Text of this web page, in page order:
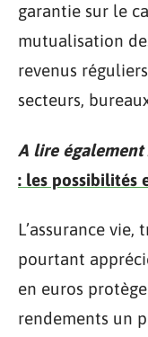
garantie sur le
mutualisation
revenus
secteurs,
A lire également
: les possibilités
L’assurance
pourtant
en euros
rendements un